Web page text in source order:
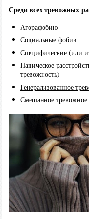
Среди всех тревожных
Агорафобию
Социальные фобии
Специфические (или
Паническое
тревожность)
Генерализованное
Смешанное тревожное